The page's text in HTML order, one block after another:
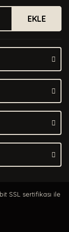
EKLE
SSL sertifikası ile